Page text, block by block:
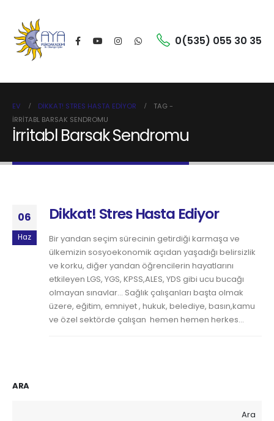
0(535) 055 30 35
EV DIKKAT! STRES HASTA EDIYOR
TAG -
İRRITABL BARSAK SENDROMU
İrritabl Barsak Sendromu
06
Haz
Dikkat! Stres Hasta Ediyor
Bir yandan seçim sürecinin getirdiği karmaşa ve
ülkemizin sosyoekonomik açıdan yaşadığı belirsizlik
ve korku, diğer yandan öğrencilerin hayatlarını
etkileyen LGS, YGS, KPSS,ALES, YDS gibi ucu bucağı
olmayan sınavlar… Sağlık çalışanları başta olmak
üzere, eğitim, emniyet , hukuk, belediye, basın,kamu
ve özel sektörde çalışan hemen hemen herkes...
ARA
Ara